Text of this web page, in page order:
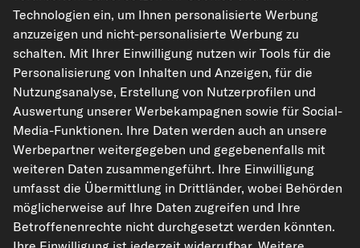
kfzteile24.de carpardoo.nl
carpardoo.fr
carpardoo.dk
Die hier dargestellten Daten, insbesondere die gesamte Datenbank, dürfen
nicht vervielfältigt werden. Die Vervielfältigung und Verbreitung der Daten und
der Datenbank ohne vorherige Einwilligung von TecAlliance und/oder die
Einbeziehung Dritter in solche Aktivitäten ist streng verboten. Jegliche
unautorisierte Nutzung von Inhalten stellt eine Verletzung des Urheberrechts
dar und kann rechtliche Schritte nach sich ziehen.
Vertrag widerrufen
Technologien ein, um Ihnen personalisierte Werbung
anzuzeigen und nicht-personalisierte Werbung zu
schalten. Mit Ihrer Einwilligung nutzen wir Tools für die
Personalisierung von Inhalten und Anzeigen, für die
Nutzungsanalyse, Erstellung von Nutzerprofilen und
Auswertung unserer Werbekampagnen sowie für Social-
Media-Funktionen. Ihre Daten werden auch an unsere
Werbepartner weitergegeben und gegebenenfalls mit
weiteren Daten zusammengeführt. Ihre Einwilligung
umfasst die Übermittlung in Drittländer, wobei Behörden
möglicherweise auf Ihre Daten zugreifen und Ihre
Betroffenenrechte nicht durchgesetzt werden könnten.